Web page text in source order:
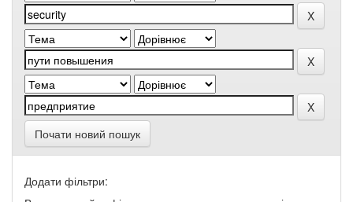
Почати новий пошук
Додати фільтри: